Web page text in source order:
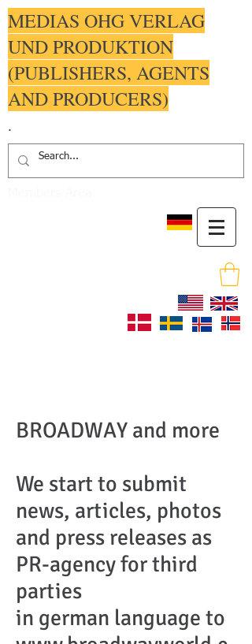
MEDIAS OHG VERLAG
UND PRODUKTION
(PUBLISHERS, AGENTS
AND PRODUCERS)
.
BROADWAY and more
We start to submit
news, articles, photos
and press releases as
PR-agency for third
parties
in german language to